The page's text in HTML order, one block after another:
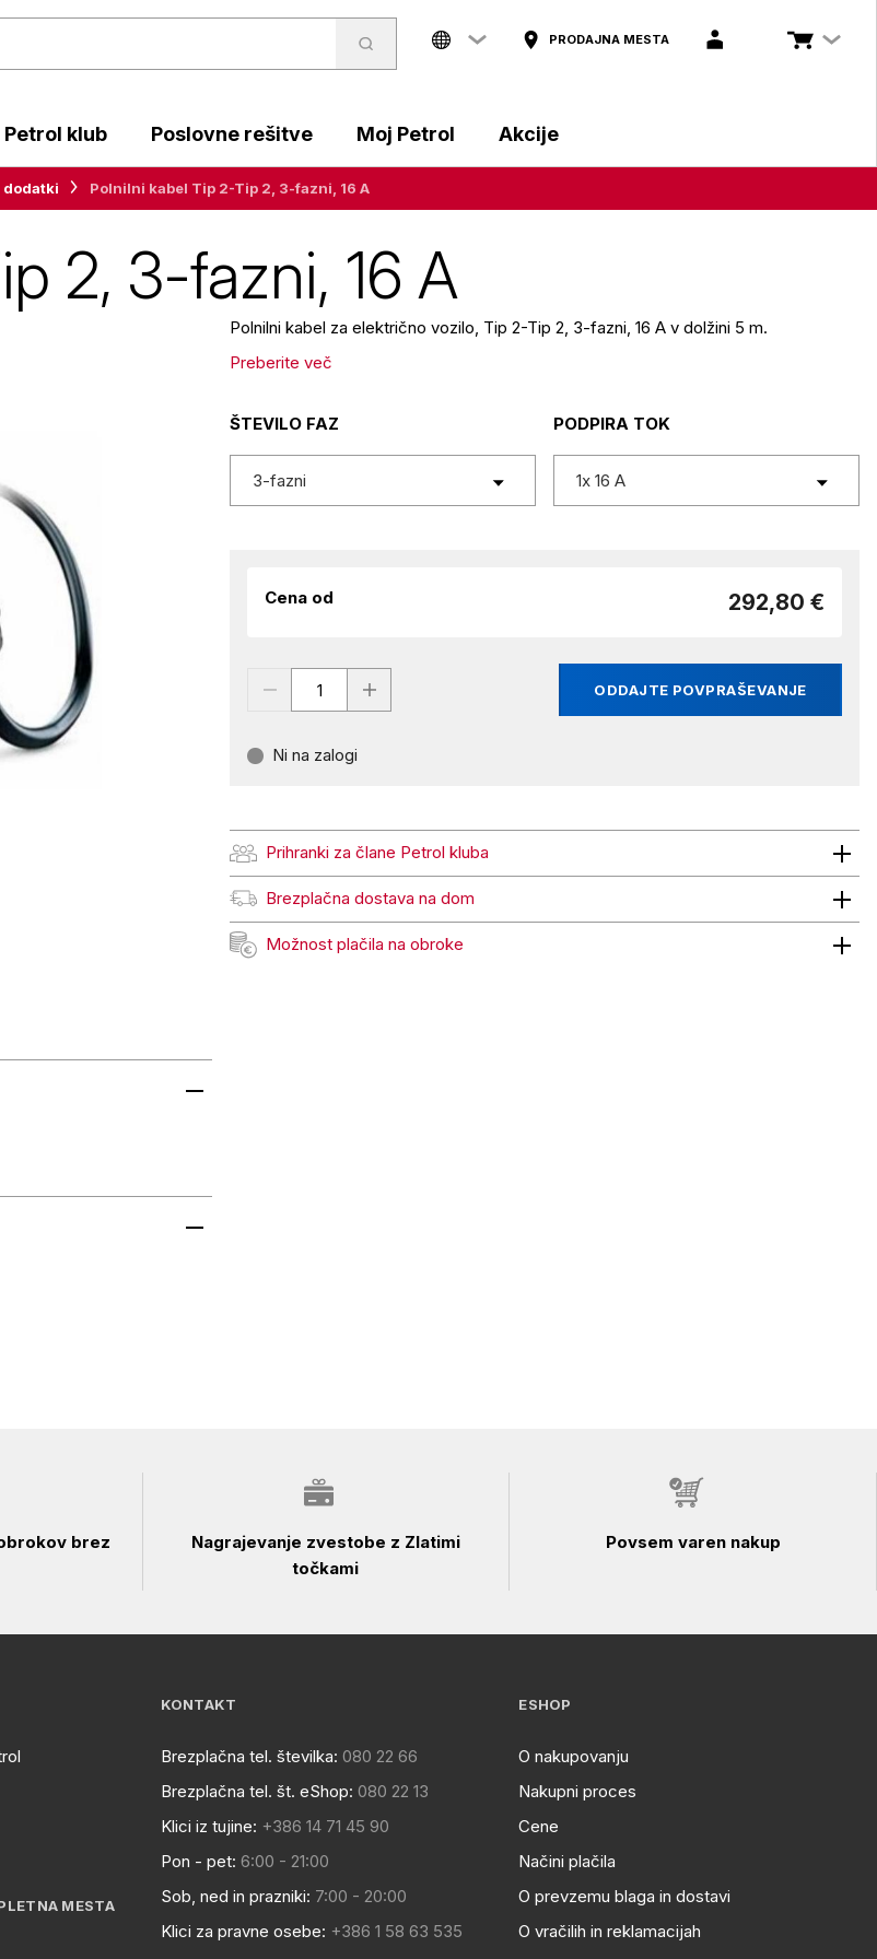
PRODAJNA MESTA
Petrol klub Poslovne rešitve Moj Petrol Akcije
dodatki Polnilni kabel Tip 2-Tip 2, 3-fazni, 16 A
2, 3-fazni, 16 A
Polnilni kabel za električno vozilo, Tip 2-Tip 2, 3-fazni, 16 A v dolžini 5 m.
Preberite več
ŠTEVILO FAZ
3-fazni
PODPIRA TOK
1x 16 A
Cena od 292,80 €
ODDAJTE POVPRAŠEVANJE
Ni na zalogi
Prihranki za člane Petrol kluba
Prihranki za člane Petrol kluba
Brezplačna dostava na dom
Brezplačna dostava na dom
Možnost plačila na obroke
Možnost plačila na obroke
brez
Nagrajevanje zvestobe z Zlatimi
točkami
Povsem varen nakup
MESTA
KONTAKT
Brezplačna tel. številka: 080 22 66
Brezplačna tel. št. eShop: 080 22 13
Klici iz tujine: +386 14 71 45 90
Pon - pet: 6:00 - 21:00
Sob, ned in prazniki: 7:00 - 20:00
Klici za pravne osebe: +386 1 58 63 535
ESHOP
O nakupovanju
Nakupni proces
Cene
Načini plačila
O prevzemu blaga in dostavi
O vračilih in reklamacijah